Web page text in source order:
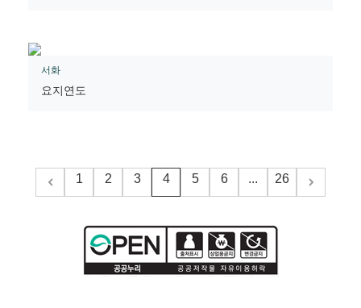
서화
요지연도
1 2 3 4 5 6 ... 26